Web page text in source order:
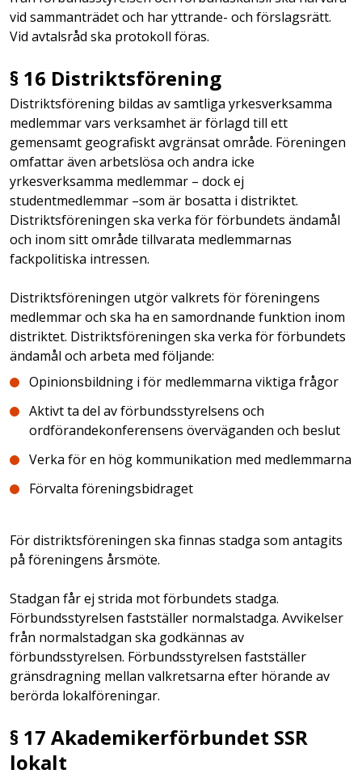
vid sammanträdet och har yttrande- och förslagsrätt.
Vid avtalsråd ska protokoll föras.
§ 16 Distriktsförening
Distriktsförening bildas av samtliga yrkesverksamma
medlemmar vars verksamhet är förlagd till ett
gemensamt geografiskt avgränsat område. Föreningen
omfattar även arbetslösa och andra icke
yrkesverksamma medlemmar – dock ej
studentmedlemmar –som är bosatta i distriktet.
Distriktsföreningen ska verka för förbundets ändamål
och inom sitt område tillvarata medlemmarnas
fackpolitiska intressen.
Distriktsföreningen utgör valkrets för föreningens
medlemmar och ska ha en samordnande funktion inom
distriktet. Distriktsföreningen ska verka för förbundets
ändamål och arbeta med följande:
Opinionsbildning i för medlemmarna viktiga frågor
Aktivt ta del av förbundsstyrelsens och
ordförandekonferensens överväganden och beslut
Verka för en hög kommunikation med medlemmarna
Förvalta föreningsbidraget
För distriktsföreningen ska finnas stadga som antagits
på föreningens årsmöte.
Stadgan får ej strida mot förbundets stadga.
Förbundsstyrelsen fastställer normalstadga. Avvikelser
från normalstadgan ska godkännas av
förbundsstyrelsen. Förbundsstyrelsen fastställer
gränsdragning mellan valkretsarna efter hörande av
berörda lokalföreningar.
§ 17 Akademikerförbundet SSR
lokalt